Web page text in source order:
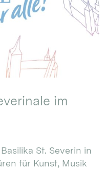
im
St. Severin in
für Kunst, Musik